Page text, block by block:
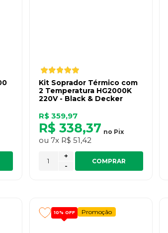
Kit Soprador Térmico com
2 Temperatura HG2000K
220V - Black & Decker
R$ 359,97
R$ 338,37 no Pix
ou 7x R$ 51,42
-
+
COMPRAR
10% OFF Promoção